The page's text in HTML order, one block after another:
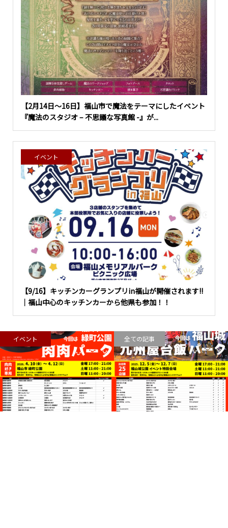
【2月14日〜16日】福山市で魔法をテーマにしたイベント
『魔法のスタジオ – 不思議な写真館 -』が...
イベント
【9/16】キッチンカーグランプリin福山が開催されます!!
｜福山中心のキッチンカーから他県も参加！！
イベント 全ての記事